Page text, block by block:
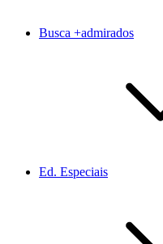
Busca +admirados
Ed. Especiais